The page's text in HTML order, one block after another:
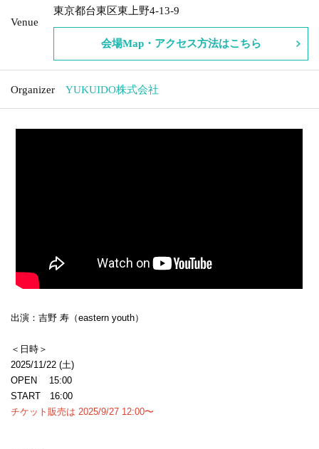
Venue
東京都台東区東上野4-13-9
会場Map・アクセス方法はこちら
Organizer YUKUIDO株式会社
出演：吉野 寿（eastern youth）
＜日時＞
2025/11/22 (土)
OPEN 15:00
START 16:00
チケット販売は 2025/9/27 12:00〜